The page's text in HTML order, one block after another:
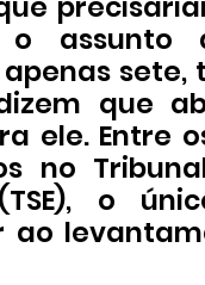
o assunto
sete,
que
ele. Entre
no
o
ao